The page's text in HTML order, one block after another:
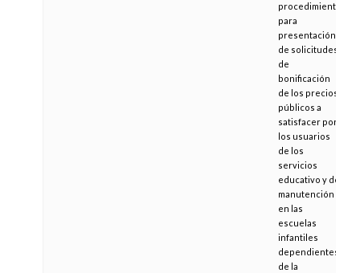
procedimiento
para
presentación
de solicitudes
de
bonificación
de los precios
públicos a
satisfacer por
los usuarios
de los
servicios
educativo y de
manutención
en las
escuelas
infantiles
dependientes
de la